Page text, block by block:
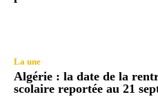
La une
Algérie : la date de la
scolaire reportée au 21